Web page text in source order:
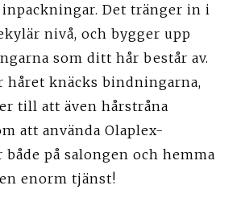
Det tränger in i
nivå, och bygger upp
som ditt hår består av.
håret knäcks bindningarna,
till att även hårstråna
att använda Olaplex-
på salongen och hemma
enorm tjänst!